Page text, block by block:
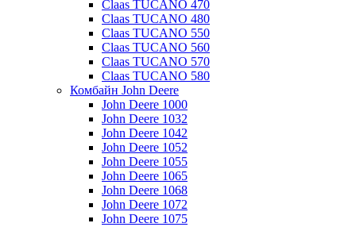
Claas TUCANO 470
Claas TUCANO 480
Claas TUCANO 550
Claas TUCANO 560
Claas TUCANO 570
Claas TUCANO 580
Комбайн John Deere
John Deere 1000
John Deere 1032
John Deere 1042
John Deere 1052
John Deere 1055
John Deere 1065
John Deere 1068
John Deere 1072
John Deere 1075